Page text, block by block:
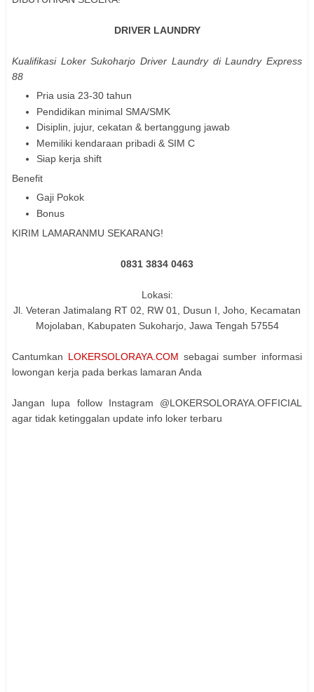
DRIVER LAUNDRY
Kualifikasi Loker Sukoharjo Driver Laundry di Laundry Express
88
Pria usia 23-30 tahun
Pendidikan minimal SMA/SMK
Disiplin, jujur, cekatan & bertanggung jawab
Memiliki kendaraan pribadi & SIM C
Siap kerja shift
Benefit
Gaji Pokok
Bonus
KIRIM LAMARANMU SEKARANG!
0831 3834 0463
Lokasi:
Jl. Veteran Jatimalang RT 02, RW 01, Dusun I, Joho, Kecamatan
Mojolaban, Kabupaten Sukoharjo, Jawa Tengah 57554
Cantumkan LOKERSOLORAYA.COM sebagai sumber informasi
lowongan kerja pada berkas lamaran Anda
Jangan lupa follow Instagram @LOKERSOLORAYA.OFFICIAL
agar tidak ketinggalan update info loker terbaru